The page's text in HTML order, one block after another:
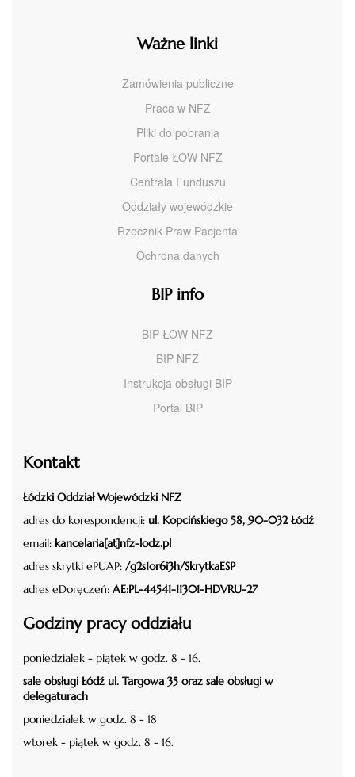
Ważne linki
Zamówienia publiczne
Praca w NFZ
Pliki do pobrania
Portale ŁOW NFZ
Centrala Funduszu
Oddziały wojewódzkie
Rzecznik Praw Pacjenta
Ochrona danych
BIP info
BIP ŁOW NFZ
BIP NFZ
Instrukcja obsługi BIP
Portal BIP
Kontakt
Łódzki Oddział Wojewódzki NFZ
adres do korespondencji: ul. Kopcińskiego 58, 90-032 Łódź
email: kancelaria[at]nfz-lodz.pl
adres skrytki ePUAP: /g2s1or6i3h/SkrytkaESP
adres eDoręczeń: AE:PL-44541-11301-HDVRU-27
Godziny pracy oddziału
poniedziałek - piątek w godz. 8 - 16.
sale obsługi Łódź ul. Targowa 35 oraz sale obsługi w
delegaturach
poniedziałek w godz. 8 - 18
wtorek - piątek w godz. 8 - 16.